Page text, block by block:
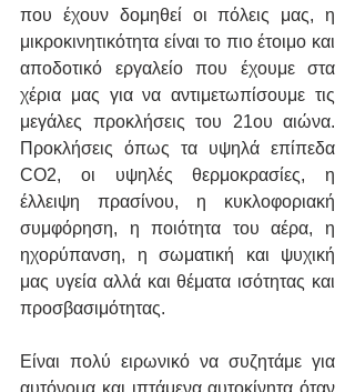
που έχουν δομηθεί οι πόλεις μας, η
μικροκινητικότητα είναι το πιο έτοιμο και
αποδοτικό εργαλείο που έχουμε στα
χέρια μας για να αντιμετωπίσουμε τις
μεγάλες προκλήσεις του 21ου αιώνα.
Προκλήσεις όπως τα υψηλά επίπεδα
CO2, οι υψηλές θερμοκρασίες, η
έλλειψη πρασίνου, η κυκλοφοριακή
συμφόρηση, η ποιότητα του αέρα, η
ηχορύπανση, η σωματική και ψυχική
μας υγεία αλλά και θέματα ισότητας και
προσβασιμότητας.
Είναι πολύ ειρωνικό να συζητάμε για
αυτόνομα και ιπτάμενα αυτοκίνητα όταν